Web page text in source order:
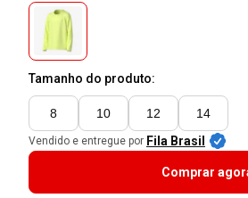
Tamanho do produto:
8 10 12 14
Vendido e entregue por Fila Brasil
Comprar